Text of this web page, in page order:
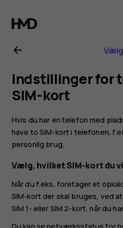
til
Nokia
X10
Indstillinger for
SIM-kort
Hvis du har en telefon med
have to SIM-kort i telefonen,
personlig brug.
Vælg, hvilket SIM-kort du
Når du f.eks. foretager et
SIM-kort der skal bruges, ved
SIM 1- eller SIM 2-kort, når du